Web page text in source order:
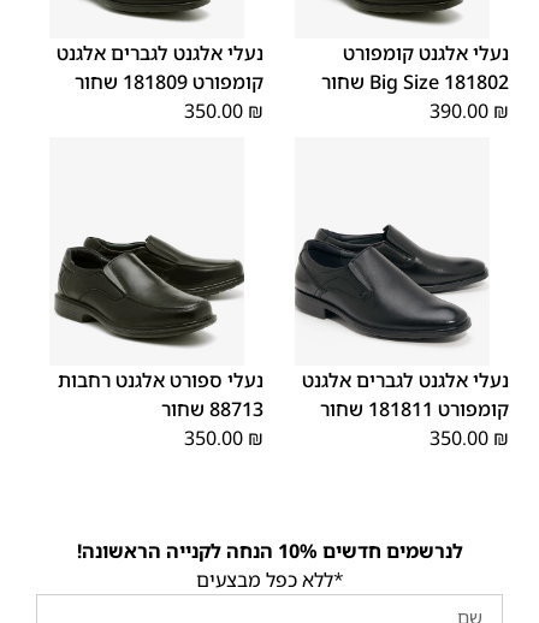
נעלי אלגנט קומפורט
181802 Big Size שחור
390.00 ₪
40
41
42
43
44
נעלי אלגנט לגברים אלגנט
קומפורט 181809 שחור
350.00 ₪
41
42
46
45
נעלי אלגנט לגברים אלגנט
קומפורט 181811 שחור
350.00 ₪
40
41
42
43
נעלי ספורט אלגנט רחבות
88713 שחור
350.00 ₪
לנרשמים חדשים 10% הנחה לקנייה הראשונה!
*ללא כפל מבצעים